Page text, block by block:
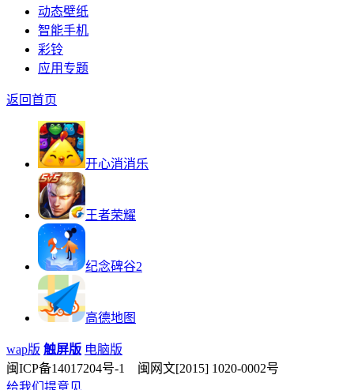
动态壁纸
智能手机
彩铃
应用专题
返回首页
开心消消乐
王者荣耀
纪念碑谷2
高德地图
wap版 触屏版 电脑版
闽ICP备14017204号-1 闽网文[2015] 1020-0002号
给我们提意见